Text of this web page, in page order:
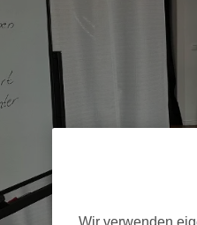
Wir verwenden